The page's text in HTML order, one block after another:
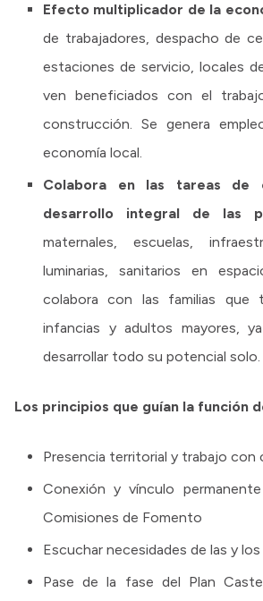
Efecto multiplicador de la
de trabajadores, despacho de
estaciones de servicio, locales
ven beneficiados con el
construcción. Se genera
economía local.
Colabora en las tareas de
desarrollo integral de las
maternales, escuelas,
luminarias, sanitarios en
colabora con las familias que
infancias y adultos mayores,
desarrollar todo su potencial solo.
Los principios que guían la función
Presencia territorial y trabajo con
Conexión y vínculo
Comisiones de Fomento
Escuchar necesidades de las y
Pase de la fase del Plan